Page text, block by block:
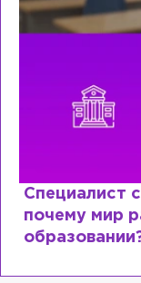
Специалист
почему мир